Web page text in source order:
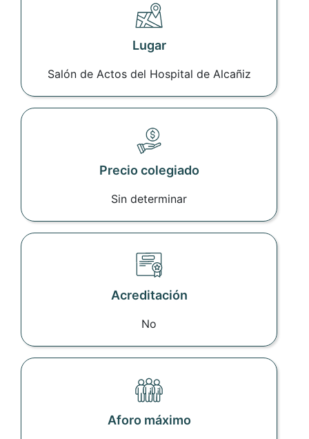
Lugar
Salón de Actos del Hospital de Alcañiz
Precio colegiado
Sin determinar
Acreditación
No
Aforo máximo